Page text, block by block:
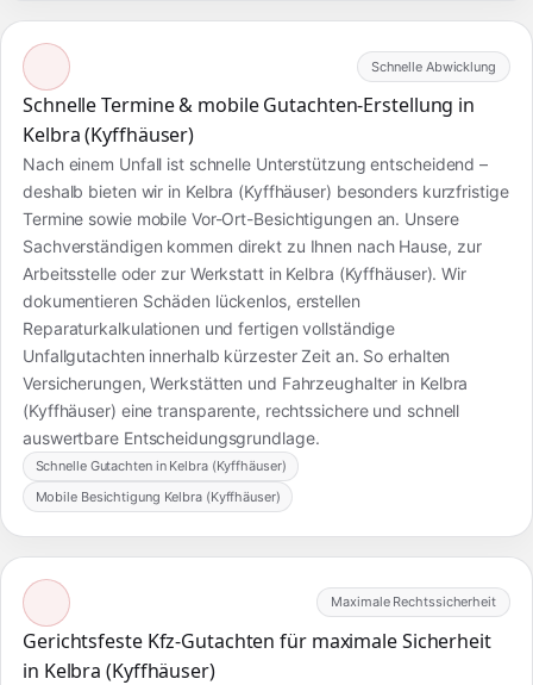
Schnelle Abwicklung
Schnelle Termine & mobile Gutachten-Erstellung in
Kelbra (Kyffhäuser)
Nach einem Unfall ist schnelle Unterstützung entscheidend –
deshalb bieten wir in Kelbra (Kyffhäuser) besonders kurzfristige
Termine sowie mobile Vor-Ort-Besichtigungen an. Unsere
Sachverständigen kommen direkt zu Ihnen nach Hause, zur
Arbeitsstelle oder zur Werkstatt in Kelbra (Kyffhäuser). Wir
dokumentieren Schäden lückenlos, erstellen
Reparaturkalkulationen und fertigen vollständige
Unfallgutachten innerhalb kürzester Zeit an. So erhalten
Versicherungen, Werkstätten und Fahrzeughalter in Kelbra
(Kyffhäuser) eine transparente, rechtssichere und schnell
auswertbare Entscheidungsgrundlage.
Schnelle Gutachten in Kelbra (Kyffhäuser)
Mobile Besichtigung Kelbra (Kyffhäuser)
Maximale Rechtssicherheit
Gerichtsfeste Kfz-Gutachten für maximale Sicherheit
in Kelbra (Kyffhäuser)